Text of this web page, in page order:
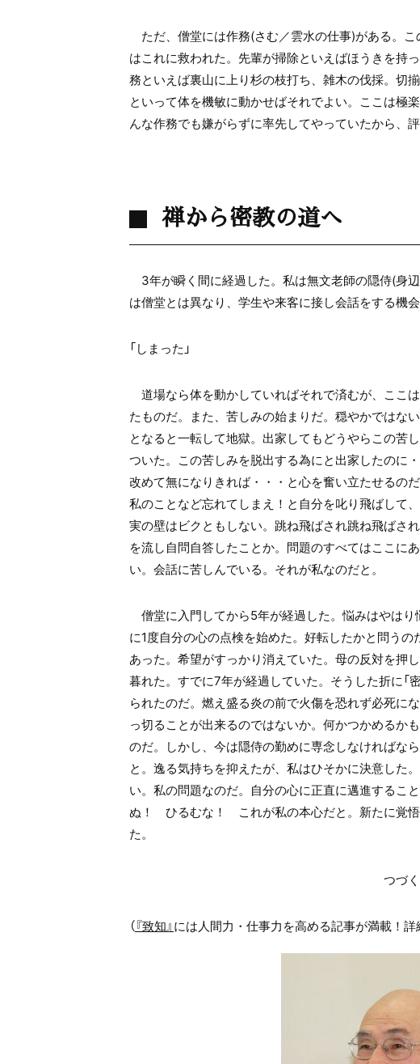
ただ、僧堂には作務(さむ／雲水の仕事)がある。
はこれに救われた。先輩が掃除といえばほうきを持
務といえば裏山に上り杉の枝打ち、雑木の伐採。切
といって体を機敏に動かせばそれでよい。ここは極
んな作務でも嫌がらずに率先してやっていたから、
禅から密教の道へ
3年が瞬く間に経過した。私は無文老師の隠侍(身
は僧堂とは異なり、学生や来客に接し会話をする機会
「しまった」
道場なら体を動かしていればそれで済むが、ここ
たものだ。また、苦しみの始まりだ。穏やかではな
となると一転して地獄。出家してもどうやらこの苦
ついた。この苦しみを脱出する為にと出家したのに
改めて無になりきれば・・・と心を奮い立たせるの
私のことなど忘れてしまえ！と自分を叱り飛ばして
実の壁はビクともしない。跳ね飛ばされ跳ね飛ばさ
を流し自問自答したことか。問題のすべてはここに
い。会話に苦しんでいる。それが私なのだと。
僧堂に入門してから5年が経過した。悩みはやは
に1度自分の心の点検を始めた。好転したかと問う
あった。希望がすっかり消えていた。母の反対を押
暮れた。すでに7年が経過していた。そうした折に「
られたのだ。燃え盛る炎の前で火傷を恐れず必死に
っ切ることが出来るのではないか。何かつかめるか
のだ。しかし、今は隠侍の勤めに専念しなければな
と。逸る気持ちを抑えたが、私はひそかに決意した
い。私の問題なのだ。自分の心に正直に邁進するこ
ぬ！ ひるむな！ これが私の本心だと。新たに覚
た。
つづく
（『致知』には人間力・仕事力を高める記事が満載！